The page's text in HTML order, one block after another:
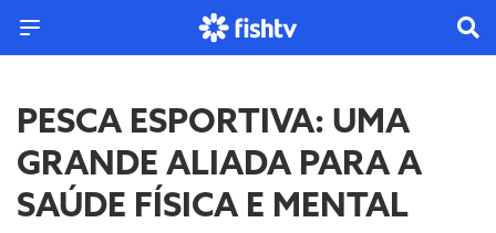
PESCA ESPORTIVA: UMA
GRANDE ALIADA PARA A
SAÚDE FÍSICA E MENTAL